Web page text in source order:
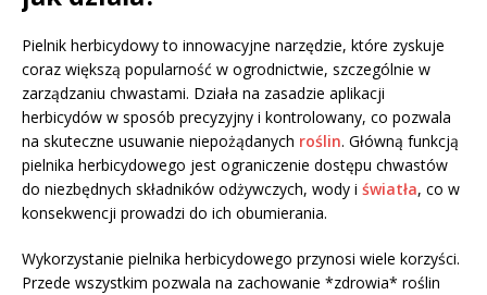
Pielnik herbicydowy to innowacyjne narzędzie, które zyskuje
coraz większą popularność w ogrodnictwie, szczególnie w
zarządzaniu chwastami. Działa na zasadzie aplikacji
herbicydów w sposób precyzyjny i kontrolowany, co pozwala
na skuteczne usuwanie niepożądanych roślin. Główną funkcją
pielnika herbicydowego jest ograniczenie dostępu chwastów
do niezbędnych składników odżywczych, wody i światła, co w
konsekwencji prowadzi do ich obumierania.
Wykorzystanie pielnika herbicydowego przynosi wiele korzyści.
Przede wszystkim pozwala na zachowanie *zdrowia* roślin